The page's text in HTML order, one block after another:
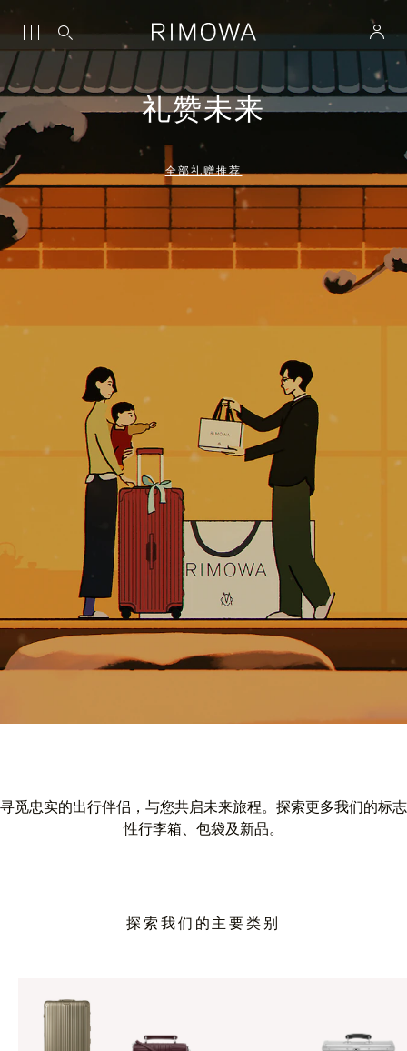
礼赞未来
全部礼赠推荐
寻觅忠实的出行伴侣，与您共启未来旅程。探索更多我们的标志
性行李箱、包袋及新品。
探索我们的主要类别